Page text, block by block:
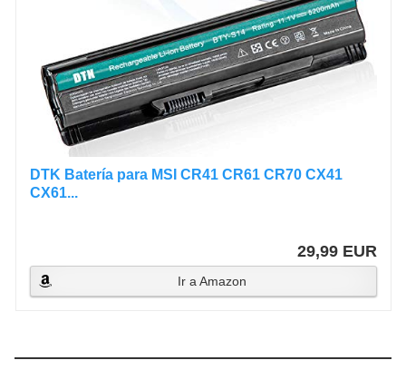
DTK Batería para MSI CR41 CR61 CR70 CX41
CX61...
29,99 EUR
Ir a Amazon